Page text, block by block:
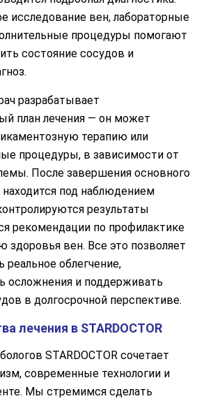
исследование вен, лабораторные
процедуры помогают
состояние сосудов и
разрабатывает
план лечения — он может
терапию или
процедуры, в зависимости от
После завершения основного
находится под наблюдением
результаты
рекомендации по профилактике
здоровья вен. Все это позволяет
реальное облегчение,
осложнения и поддерживать
в долгосрочной перспективе.
лечения в STARDOCTOR
STARDOCTOR сочетает
современные технологии и
Мы стремимся сделать
ваши контактные
Отправить
я даю согласие на
Спасибо!
ваше обращение.
позвонит Вам в ближайшее
время.